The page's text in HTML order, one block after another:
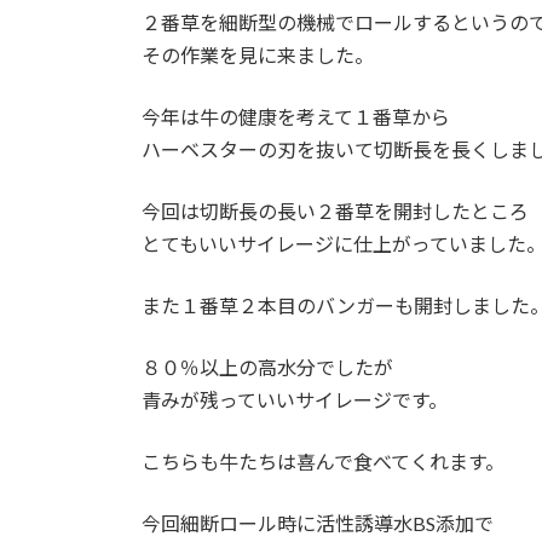
２番草を細断型の機械でロールするというの
その作業を見に来ました。
今年は牛の健康を考えて１番草から
ハーベスターの刃を抜いて切断長を長くしまし
今回は切断長の長い２番草を開封したところ
とてもいいサイレージに仕上がっていました。
また１番草２本目のバンガーも開封しました。
８０％以上の高水分でしたが
青みが残っていいサイレージです。
こちらも牛たちは喜んで食べてくれます。
今回細断ロール時に活性誘導水BS添加で